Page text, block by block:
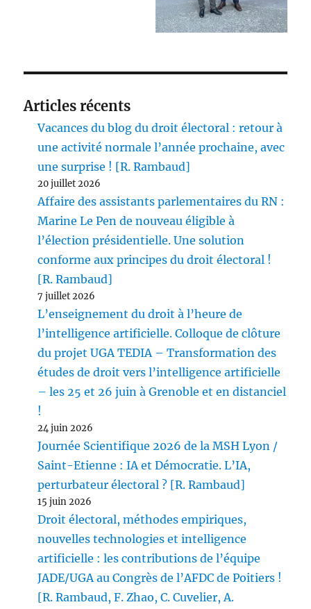
Articles récents
Vacances du blog du droit électoral : retour à
une activité normale l’année prochaine, avec
une surprise ! [R. Rambaud]
20 juillet 2026
Affaire des assistants parlementaires du RN :
Marine Le Pen de nouveau éligible à
l’élection présidentielle. Une solution
conforme aux principes du droit électoral !
[R. Rambaud]
7 juillet 2026
L’enseignement du droit à l’heure de
l’intelligence artificielle. Colloque de clôture
du projet UGA TEDIA – Transformation des
études de droit vers l’intelligence artificielle
– les 25 et 26 juin à Grenoble et en distanciel
!
24 juin 2026
Journée Scientifique 2026 de la MSH Lyon /
Saint-Etienne : IA et Démocratie. L’IA,
perturbateur électoral ? [R. Rambaud]
15 juin 2026
Droit électoral, méthodes empiriques,
nouvelles technologies et intelligence
artificielle : les contributions de l’équipe
JADE/UGA au Congrès de l’AFDC de Poitiers !
[R. Rambaud, F. Zhao, C. Cuvelier, A.